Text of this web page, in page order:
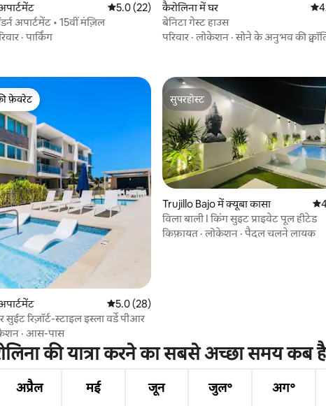
औसत रेटिंग 5 में से 5.0, 22 समीक्षाएँ
5.0 (22)
अपार्टमेंट • 15वीं मंज़िल
·पार्किंग
कैरोलिना में घर
बेनिटा गेस्ट हाउस
परिवार ·लोकेशन ·सोने के अनुभव की
फ़ेवरेट
फ़ेवरेट
औसत रेटिंग 5 में से 5.0, 28 समीक्षाएँ
5.0 (28)
सुईट रिज़ॉर्ट-स्टाइल इस्ला वर्डे पीआर
· आस-पास
सुपरहोस्ट
सुपरहोस्ट
Trujillo Bajo में क्यूबा कासा
विला बाली I किंग सुइट प्राइवेट पूल हीटेड
किफ़ायत ·लोकेशन ·पैदल चलने लायक
की यात्रा करने का सबसे अच्छा समय कब
अप्रैल मई जून जुल॰ अग॰